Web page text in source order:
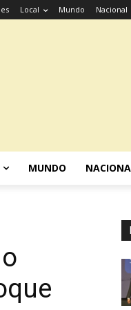
Local Mundo Nacional
MUNDO